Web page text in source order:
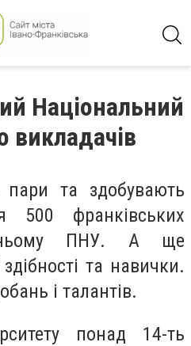
Національний
викладачів
пари та здобувають
500 франківських
ПНУ. А ще
та навички.
і талантів.
понад 14-ть